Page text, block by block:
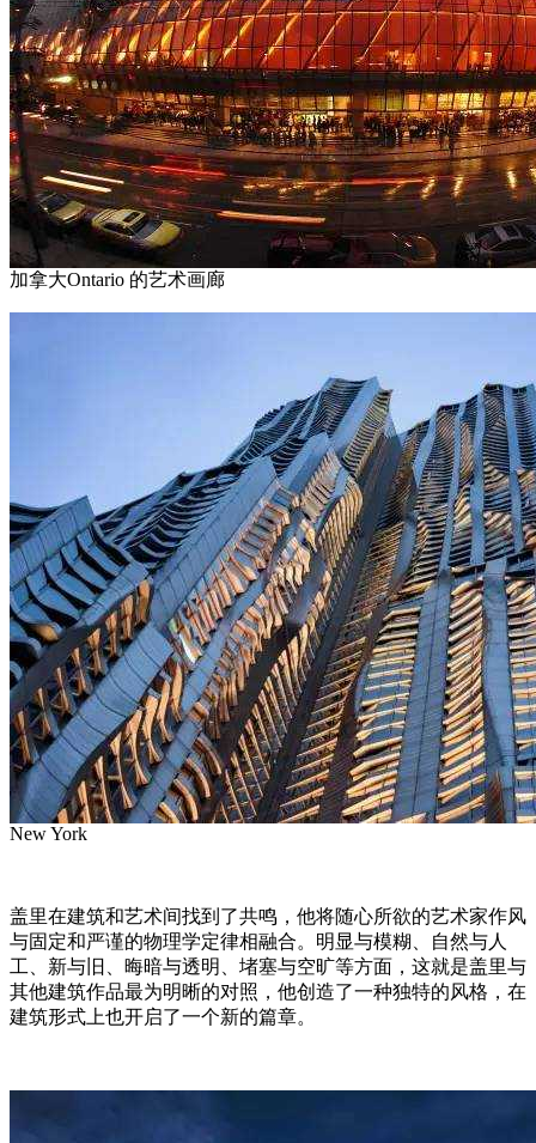
加拿大Ontario 的艺术画廊
New York
盖里在建筑和艺术间找到了共鸣，他将随心所欲的艺术家作风
与固定和严谨的物理学定律相融合。明显与模糊、自然与人
工、新与旧、晦暗与透明、堵塞与空旷等方面，这就是盖里与
其他建筑作品最为明晰的对照，他创造了一种独特的风格，在
建筑形式上也开启了一个新的篇章。